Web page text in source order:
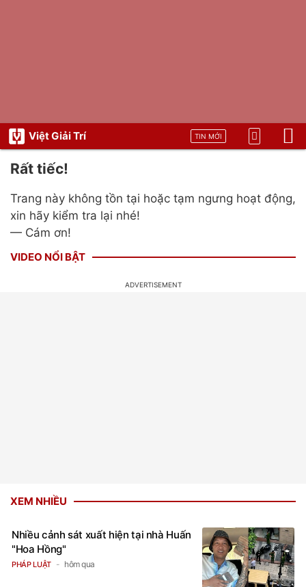
Việt Giải Trí TIN MỚI
Rất tiếc!
Trang này không tồn tại hoặc tạm ngưng hoạt động,
xin hãy kiểm tra lại nhé!
— Cám ơn!
VIDEO NỔI BẬT
XEM NHIỀU
Nhiều cảnh sát xuất hiện tại nhà Huấn
"Hoa Hồng"
PHÁP LUẬT hôm qua